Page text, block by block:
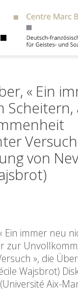
« Ein
Scheitern,
Versuch
von
Ein immer neu
zur
», die
Wajsbrot)
Aix-